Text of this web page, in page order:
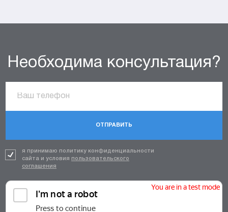
Необходима консультация?
ОТПРАВИТЬ
я принимаю политику конфиденциальности
сайта и условия пользовательского
соглашения